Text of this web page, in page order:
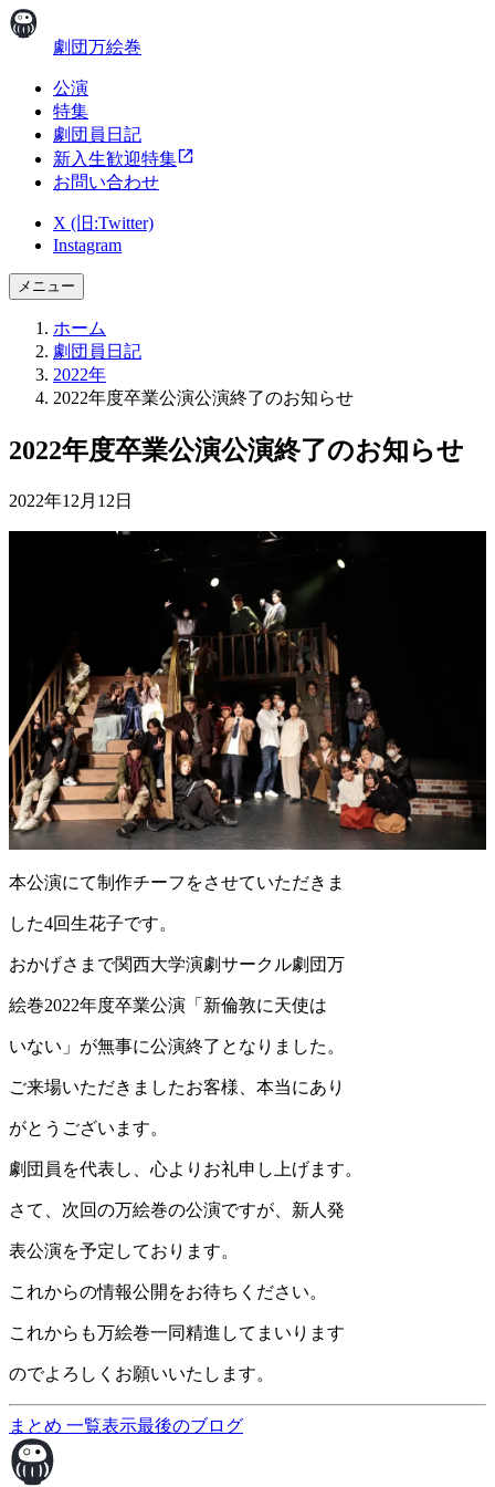
劇団万絵巻
公演
特集
劇団員日記
新入生歓迎特集
お問い合わせ
X (旧:Twitter)
Instagram
メニュー
ホーム
劇団員日記
2022年
2022年度卒業公演公演終了のお知らせ
2022年度卒業公演公演終了のお知らせ
2022年12月12日
本公演にて制作チーフをさせていただきま
した4回生花子です。
おかげさまで関西大学演劇サークル劇団万
絵巻2022年度卒業公演「新倫敦に天使は
いない」が無事に公演終了となりました。
ご来場いただきましたお客様、本当にあり
がとうございます。
劇団員を代表し、心よりお礼申し上げます。
さて、次回の万絵巻の公演ですが、新人発
表公演を予定しております。
これからの情報公開をお待ちください。
これからも万絵巻一同精進してまいります
のでよろしくお願いいたします。
まとめ 一覧表示最後のブログ